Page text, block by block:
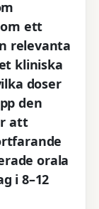
ett
relevanta
kliniska
doser
den
att
orala
i 8–12